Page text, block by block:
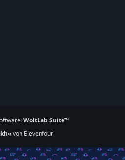
WoltLab Suite™
von Elevenfour